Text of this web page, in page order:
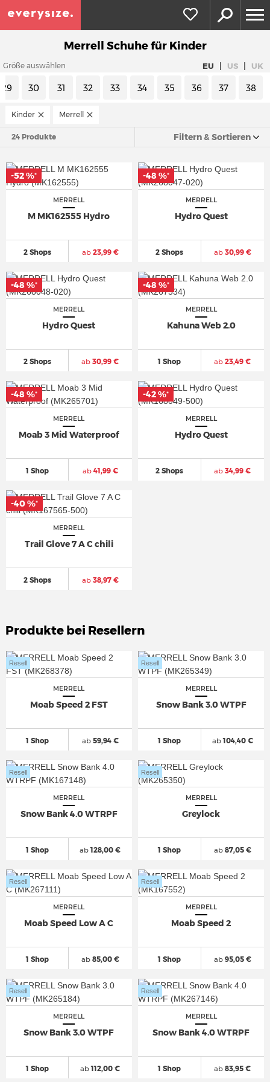
Merrell Schuhe für Kinder
Größe auswählen EU | US | UK
29 30 31 32 33 34 35 36 37 38
Kinder Merrell
24 Produkte Filtern & Sortieren
MERRELL
M MK162555 Hydro
2 Shops ab23,99 €
-52 %*
MERRELL
Hydro Quest
2 Shops ab30,99 €
-48 %*
MERRELL
Hydro Quest
2 Shops ab 30,99 €
-48 %*
MERRELL
Kahuna Web 2.0
1 Shop ab 23,49 €
-48 %*
MERRELL
Moab 3 Mid Waterproof
1 Shop ab41,99 €
-48 %*
MERRELL
Hydro Quest
2 Shops ab 34,99 €
-42 %*
MERRELL
Trail Glove 7 A C chili
2 Shops ab38,97 €
-40 %*
Produkte bei Resellern
MERRELL
Moab Speed 2 FST
1 Shop
Resell
ab59,94 €
MERRELL
Snow Bank 3.0 WTPF
1 Shop
Resell
ab104,40 €
MERRELL
Snow Bank 4.0 WTRPF
1 Shop
Resell
ab128,00 €
MERRELL
Greylock
1 Shop
Resell
ab87,05 €
MERRELL
Moab Speed Low A C
1 Shop
Resell
ab85,00 €
MERRELL
Moab Speed 2
1 Shop
Resell
ab95,05 €
MERRELL
Snow Bank 3.0 WTPF
1 Shop
Resell
ab112,00 €
MERRELL
Snow Bank 4.0 WTRPF
1 Shop
Resell
ab 83,95 €